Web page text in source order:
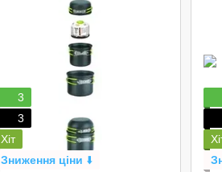
3
3
Хіт
Зниження ціни ⬇️